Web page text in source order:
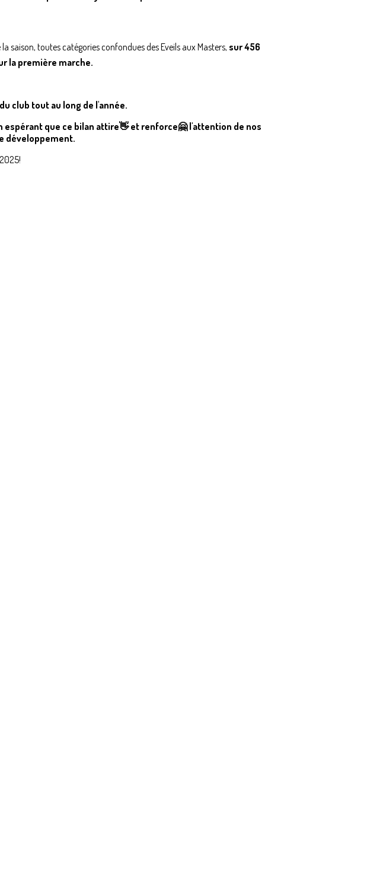
saison, toutes catégories confondues des Eveils aux Masters, sur 456
la première marche.
club tout au long de l'année.
que ce bilan attire👋 et renforce🤗 l'attention de nos
développement.